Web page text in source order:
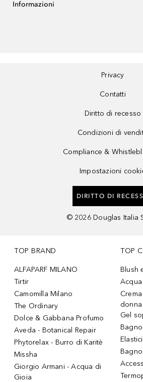
Informazioni
Privacy
Contatti
Diritto di recesso
Condizioni di
Compliance &
Impostazioni
DIRITTO DI
© 2026 Douglas Italia
TOP BRAND
ALFAPARF MILANO
Tirtir
Camomilla Milano
The Ordinary
Dolce & Gabbana Profumo
Aveda - Botanical Repair
Phytorelax - Burro di Karitè
Missha
Giorgio Armani - Acqua di
Gioia
TOP
Blush
Acqua
donna
Gel